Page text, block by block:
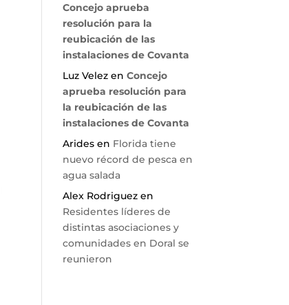
Concejo aprueba
resolución para la
reubicación de las
instalaciones de Covanta
Luz Velez enConcejo
aprueba resolución para
la reubicación de las
instalaciones de Covanta
Arides en Florida tiene
nuevo récord de pesca en
agua salada
Alex Rodriguez en
Residentes líderes de
distintas asociaciones y
comunidades en Doral se
reunieron